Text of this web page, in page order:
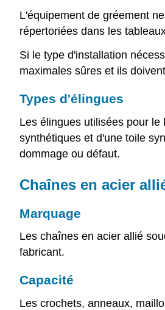
L'équipement de gréement
répertoriées dans les
Si le type d'installation
maximales sûres et ils
Types d'élingues
Les élingues utilisées pour
synthétiques et d'une toile
dommage ou défaut.
Chaînes en acier
Marquage
Les chaînes en acier allié
fabricant.
Capacité
Les crochets, anneaux,